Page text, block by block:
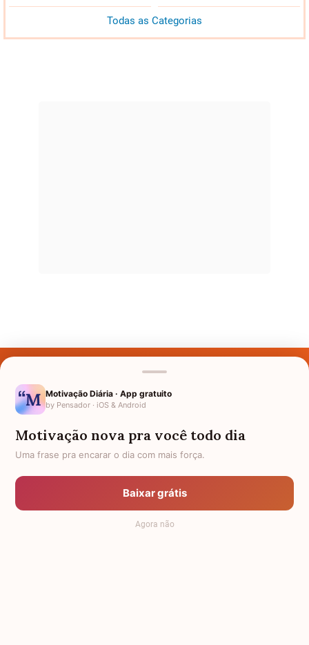
Todas as Categorias
Nomes pelo Mundo
Política de Privacidade
Anuncie
Termos de Uso
Motivação Diária · App gratuito
by Pensador · iOS & Android
Motivação nova pra você todo dia
Uma frase pra encarar o dia com mais força.
Baixar grátis
Agora não